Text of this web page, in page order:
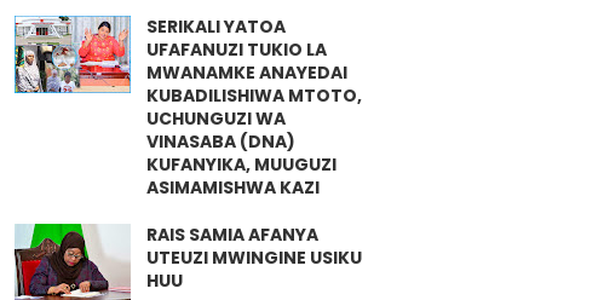
SERIKALI YATOA
UFAFANUZI TUKIO LA
MWANAMKE ANAYEDAI
KUBADILISHIWA MTOTO,
UCHUNGUZI WA
VINASABA (DNA)
KUFANYIKA, MUUGUZI
ASIMAMISHWA KAZI
RAIS SAMIA AFANYA
UTEUZI MWINGINE USIKU
HUU